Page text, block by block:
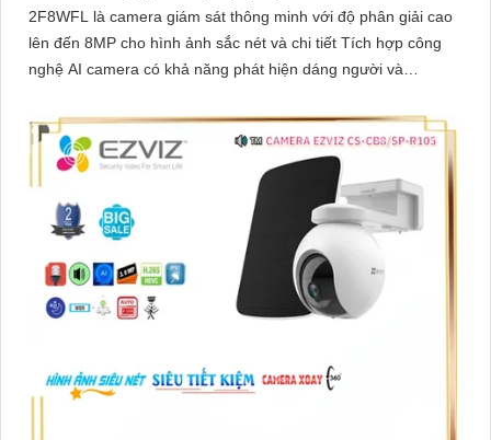
2F8WFL là camera giám sát thông minh với độ phân giải cao
lên đến 8MP cho hình ảnh sắc nét và chi tiết Tích hợp công
nghệ AI camera có khả năng phát hiện dáng người và
chống nước IP65 phù hợp lắp đặt trong mọi điều kiện thời
tiết. Camera An Ninh CS-CB5-R100-2F8WFL có khả năng còi
hú, đèn chớp báo động, Wifi Không Dây, chức năng AI deep
learning phân biệt người & phương tiện